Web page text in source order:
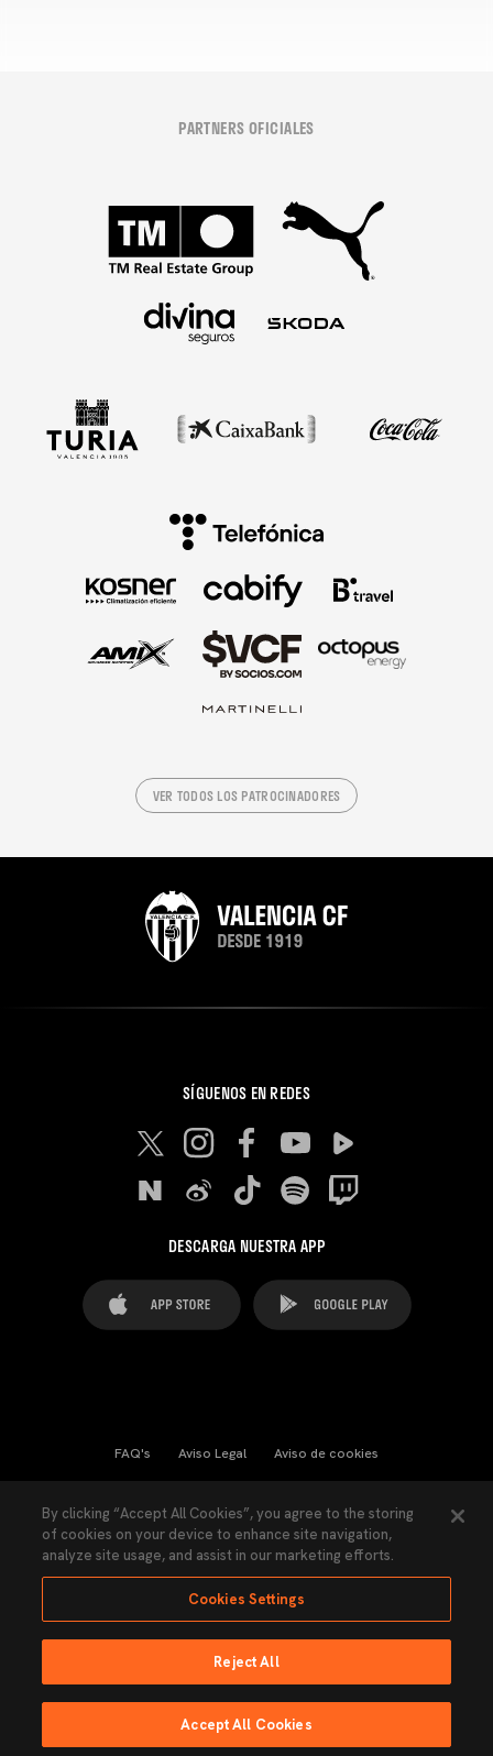
PARTNERS OFICIALES
VER TODOS LOS PATROCINADORES
SÍGUENOS EN REDES
DESCARGA NUESTRA APP
FAQ's Aviso Legal Aviso de cookies
Ley Transparencia Política de Privacidad
Accesibilidad
Ninguna parte de esta página puede ser reproducida sin el permiso del Valencia
Hecho por Lobo.
EMISIÓN EN DIRECTO
By clicking “Accept All Cookies”, you agree to the storing
of cookies on your device to enhance site navigation,
analyze site usage, and assist in our marketing efforts.
Cookies Settings
Reject All
Accept All Cookies